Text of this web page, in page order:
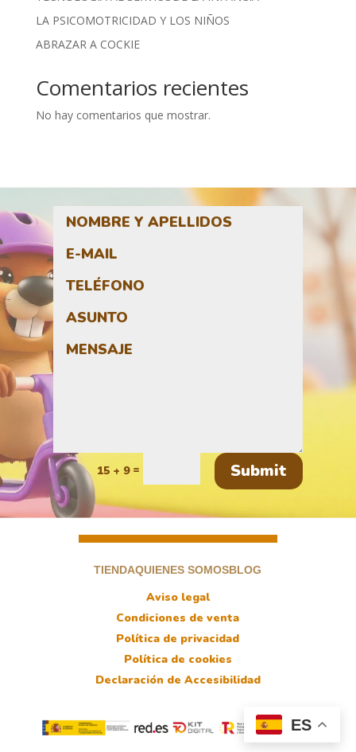
LA PSICOMOTRICIDAD Y LOS NIÑOS
ABRAZAR A COCKIE
Comentarios recientes
No hay comentarios que mostrar.
15 + 9= Submit
TIENDAQUIENES SOMOSBLOG
Aviso legal
Condiciones de venta
Política de privacidad
Política de cookies
Declaración de Accesibilidad
ES